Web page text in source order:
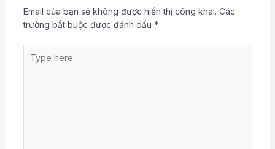
Email của bạn sẽ không được hiển thị công khai. Các
trường bắt buộc được đánh dấu *
here..